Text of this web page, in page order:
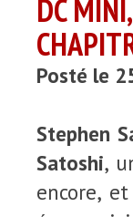
DC
Posté le
Stephen
Satoshi,
encore,